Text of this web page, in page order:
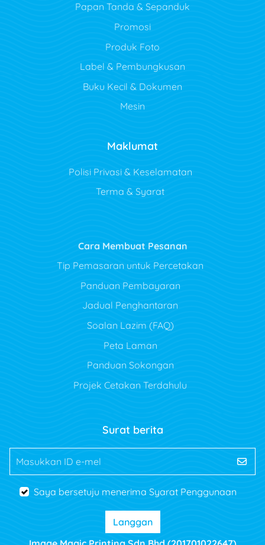
Papan Tanda & Sepanduk
Promosi
Produk Foto
Label & Pembungkusan
Buku Kecil & Dokumen
Mesin
Maklumat
Polisi Privasi & Keselamatan
Terma & Syarat
Cara Membuat Pesanan
Tip Pemasaran untuk Percetakan
Panduan Pembayaran
Jadual Penghantaran
Soalan Lazim (FAQ)
Peta Laman
Panduan Sokongan
Projek Cetakan Terdahulu
Surat berita
Masukkan ID e-mel
Saya bersetuju menerima Syarat Penggunaan
Langgan